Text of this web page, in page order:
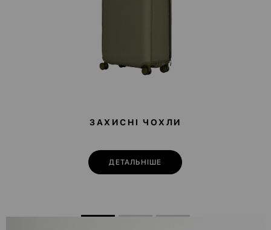
ЗАХИСНІ ЧОХЛИ
ДЕТАЛЬНІШЕ